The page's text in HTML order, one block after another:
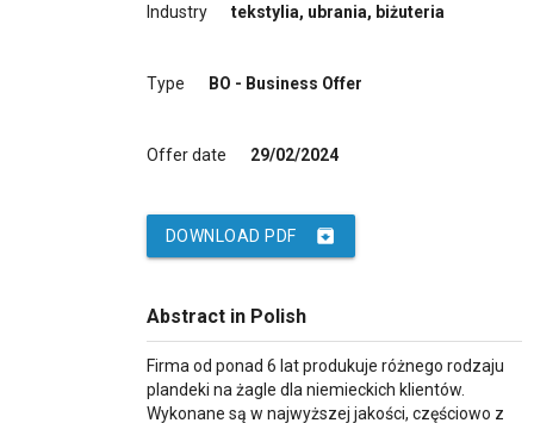
Industry
tekstylia, ubrania, biżuteria
Type BO - Business Offer
Offer date 29/02/2024
archive
DOWNLOAD PDF
Abstract in Polish
Firma od ponad 6 lat produkuje różnego rodzaju
plandeki na żagle dla niemieckich klientów.
Wykonane są w najwyższej jakości, częściowo z